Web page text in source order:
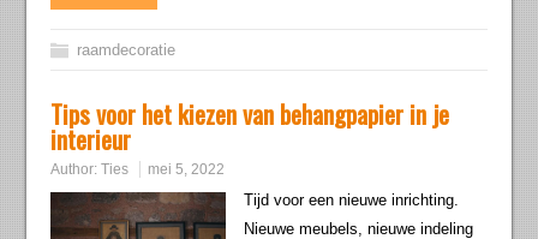
raamdecoratie
Tips voor het kiezen van behangpapier in je
interieur
Author:Ties mei 5, 2022
Tijd voor een nieuwe inrichting.
Nieuwe meubels, nieuwe indeling